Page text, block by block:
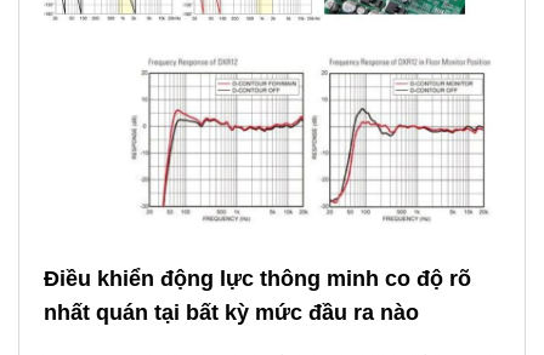
Điều khiển động lực thông minh co độ rõ
nhất quán tại bất kỳ mức đầu ra nào